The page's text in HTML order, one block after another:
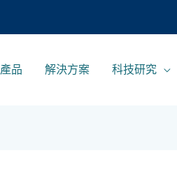
產品 解決方案 科技研究